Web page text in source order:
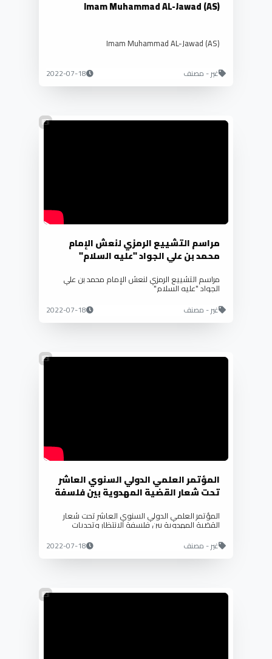
Imam Muhammad AL-Jawad (AS)
Imam Muhammad AL-Jawad (AS)
غير - مصنف 2022-07-18
مراسم التشييع الرمزي لنعش الإمام
محمد بن علي الجواد "عليه السلام"
مراسم التشييع الرمزي لنعش الإمام محمد بن علي
الجواد "عليه السلام"
غير - مصنف 2022-07-18
المؤتمر العلمي الدولي السنوي العاشر
تحت شعار القضية المهدوية بين فلسفة
المؤتمر العلمي الدولي السنوي العاشر تحت شعار
القضية المهدوية بين فلسفة الانتظار وتحديات
غير - مصنف 2022-07-18